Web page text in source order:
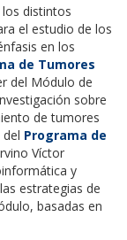
distintos
el estudio de los
en los
de Tumores
del Módulo de
sobre
de tumores
Programa de
Víctor
y
estrategias de
basadas en